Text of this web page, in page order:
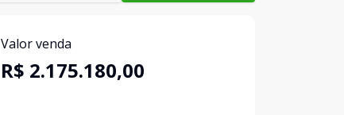
Valor venda
R$ 2.175.180,00